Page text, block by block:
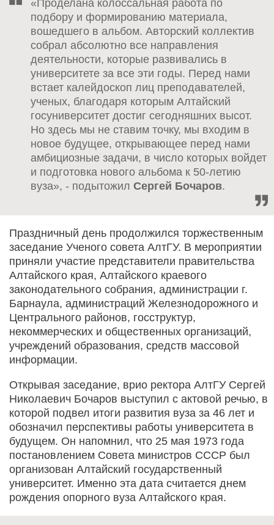
«Проделана колоссальная работа по
подбору и формированию материала,
вошедшего в альбом. Авторский коллектив
собрал абсолютно все направления
деятельности, которые развивались в
университете за все эти годы. Перед нами
встает калейдоскоп лиц преподавателей,
ученых, благодаря которым Алтайский
госуниверситет достиг сегодняшних высот.
Но здесь мы не ставим точку, мы входим в
новое будущее, открывающее перед нами
амбициозные задачи, в число которых войдет
и подготовка нового альбома к 50-летию
вуза», - подытожил Сергей Бочаров.
Праздничный день продолжился торжественным
заседание Ученого совета АлтГУ. В мероприятии
приняли участие представители правительства
Алтайского края, Алтайского краевого
законодательного собрания, администрации г.
Барнаула, администраций Железнодорожного и
Центрального районов, госструктур,
некоммерческих и общественных организаций,
учреждений образования, средств массовой
информации.
Открывая заседание, врио ректора АлтГУ Сергей
Николаевич Бочаров выступил с актовой речью, в
которой подвел итоги развития вуза за 46 лет и
обозначил перспективы работы университета в
будущем. Он напомнил, что 25 мая 1973 года
постановлением Совета министров СССР был
организован Алтайский государственный
университет. Именно эта дата считается днем
рождения опорного вуза Алтайского края.